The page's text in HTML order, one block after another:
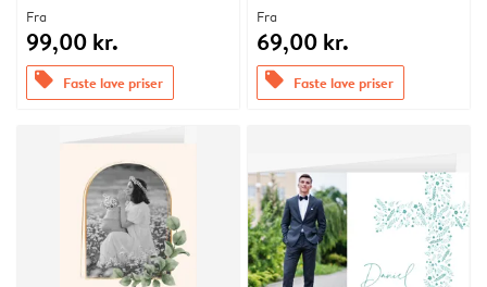
Fra
99,00 kr.
offers Faste lave priser
Fra
69,00 kr.
offers Faste lave priser